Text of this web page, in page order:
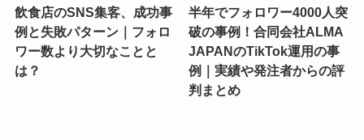
飲食店のSNS集客、成功事
例と失敗パターン｜フォロ
ワー数より大切なことと
は？
半年でフォロワー4000人突
破の事例！合同会社ALMA
JAPANのTikTok運用の事
例｜実績や発注者からの評
判まとめ